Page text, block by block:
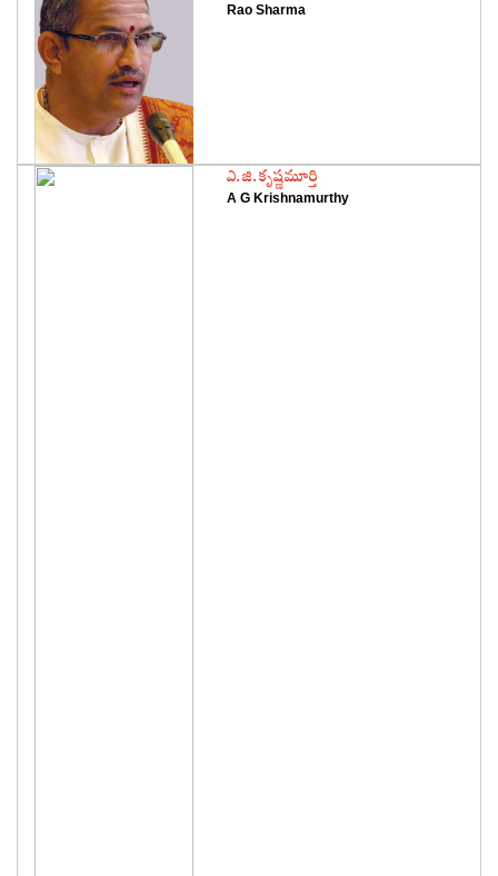
Rao Sharma
‌ఎ.జి.కృష్ణమూర్తి
A G Krishnamurthy